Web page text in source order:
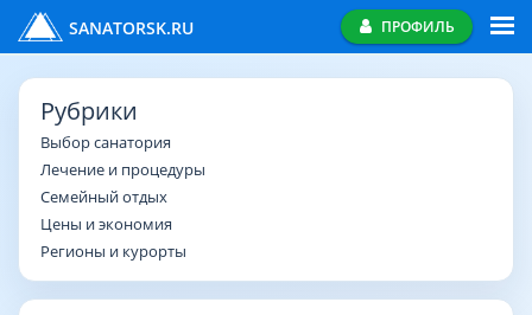
SANATORSK.RU ПРОФИЛЬ
Рубрики
Выбор санатория
Лечение и процедуры
Семейный отдых
Цены и экономия
Регионы и курорты